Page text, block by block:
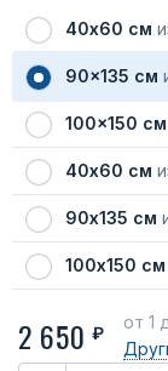
40х60 см
90x135 см
100x150 см
40х60 см
90х135 см
100х150 см
2 650 ₽
от 1